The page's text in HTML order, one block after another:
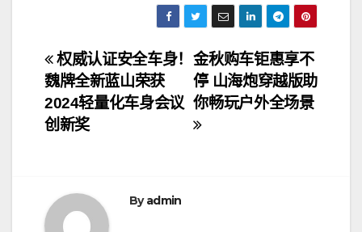
文
章
导
金秋购车钜惠享不
停 山海炮穿越版助
你畅玩户外全场景
权威认证安全车身！
魏牌全新蓝山荣获
2024轻量化车身会议
创新奖
Byadmin